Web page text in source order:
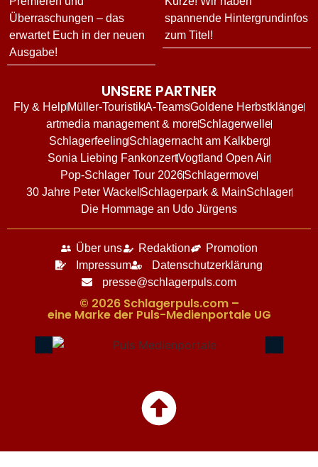
Überraschungen – das
erwartet Euch in der neuen
Ausgabe!
spannende Hintergrundinfos
zum Titel!
UNSERE PARTNER
Fly & HelpMüller-TouristikA-TeamsGoldene Herbstklänge
artmedia management & moreSchlagerwelle
SchlagerfeelingSchlagernacht am Kalkberg
Sonia Liebing FankonzertVogtland Open Air
Pop-Schlager Tour 2026Schlagermove
30 Jahre Peter Wackel Schlagerpark & MainSchlager
Die Hommage an Udo Jürgens
Über uns Redaktion
Promotion
Impressum
Datenschutzerklärung
presse@schlagerpuls.com
© 2026 Schlagerpuls.com –
eine Marke der Puls-Medienportale UG​